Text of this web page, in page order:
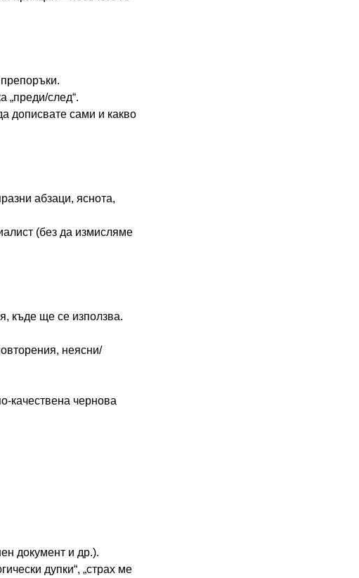
„преди/след“.
дописвате сами и какво
абзаци, яснота,
(без да измисляме
къде ще се използва.
неясни/
качествена чернова
документ и др.).
дупки“, „страх ме